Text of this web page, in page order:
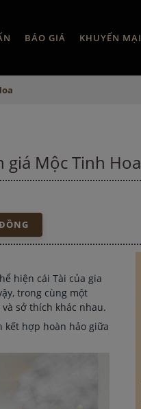
BÁO GIÁ KHUYẾN MẠI
giá Mộc Tinh Hoa
hiện cái Tài của gia
trong cùng một
sở thích khác nhau.
kết hợp hoàn hảo giữa